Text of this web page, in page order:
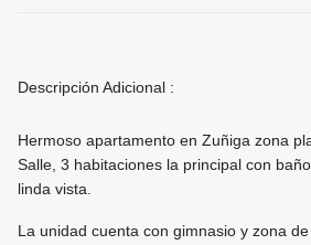
Descripción Adicional :
Hermoso apartamento en Zuñiga zona
Salle, 3 habitaciones la principal con
linda vista.
La unidad cuenta con gimnasio y zona